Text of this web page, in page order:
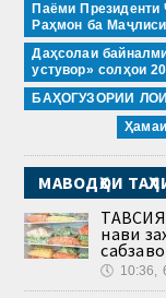
Паёми Президенти
Раҳмон ба
Даҳсолаи
устувор» солҳои
БАҲОГУЗОРИИ
МАВОДҲОИ
нави
🕔 10:36,